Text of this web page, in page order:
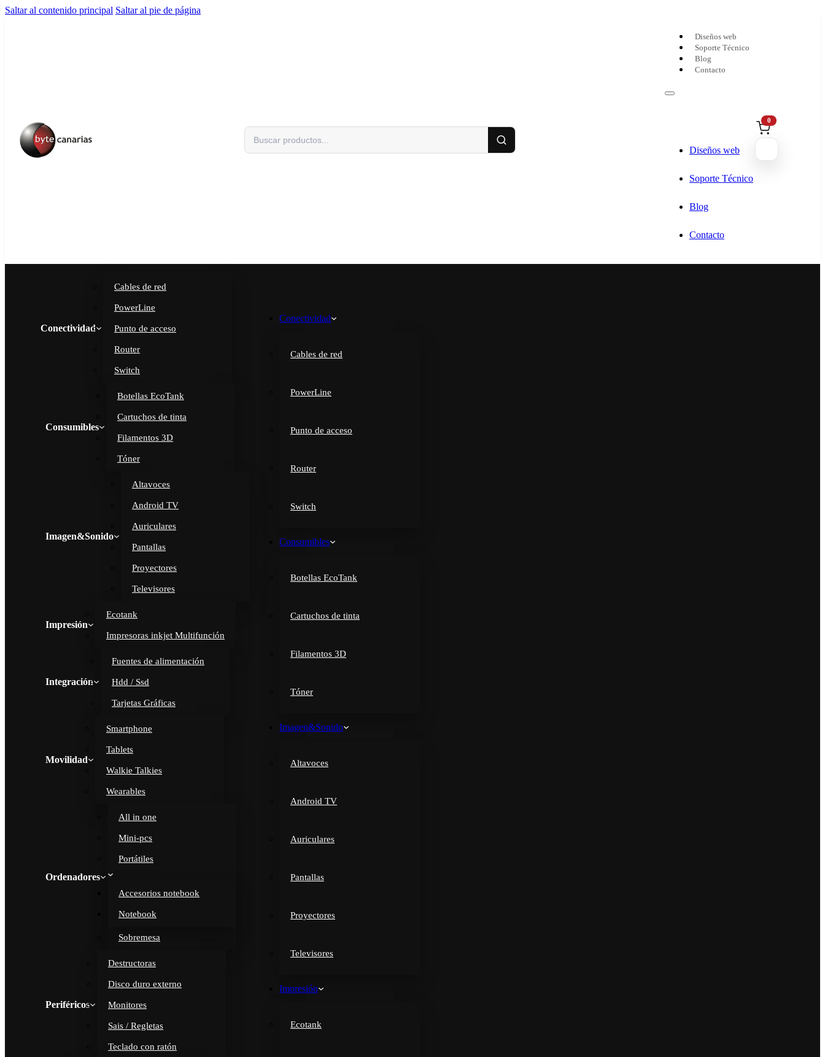
Saltar al contenido principal Saltar al pie de página
Buscar
Diseños web
Soporte Técnico
Blog
Contacto
Diseños web
Soporte Técnico
Blog
Contacto
0
Conectividad
Cables de red
PowerLine
Punto de acceso
Router
Switch
Consumibles
Botellas EcoTank
Cartuchos de tinta
Filamentos 3D
Tóner
Imagen&Sonido
Altavoces
Android TV
Auriculares
Pantallas
Proyectores
Televisores
Impresión
Ecotank
Impresoras inkjet Multifunción
Integración
Fuentes de alimentación
Hdd / Ssd
Tarjetas Gráficas
Movilidad
Smartphone
Tablets
Walkie Talkies
Wearables
Ordenadores
All in one
Mini-pcs
Portátiles
Accesorios notebook
Notebook
Sobremesa
Periféricos
Destructoras
Disco duro externo
Monitores
Sais / Regletas
Teclado con ratón
Conectividad
Cables de red
PowerLine
Punto de acceso
Router
Switch
Consumibles
Botellas EcoTank
Cartuchos de tinta
Filamentos 3D
Tóner
Imagen&Sonido
Altavoces
Android TV
Auriculares
Pantallas
Proyectores
Televisores
Impresión
Ecotank